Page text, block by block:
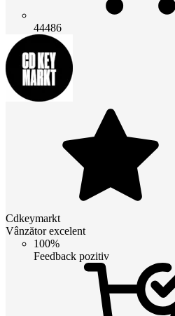
44486
Cdkeymarkt
Vânzător excelent
100%
Feedback pozitiv